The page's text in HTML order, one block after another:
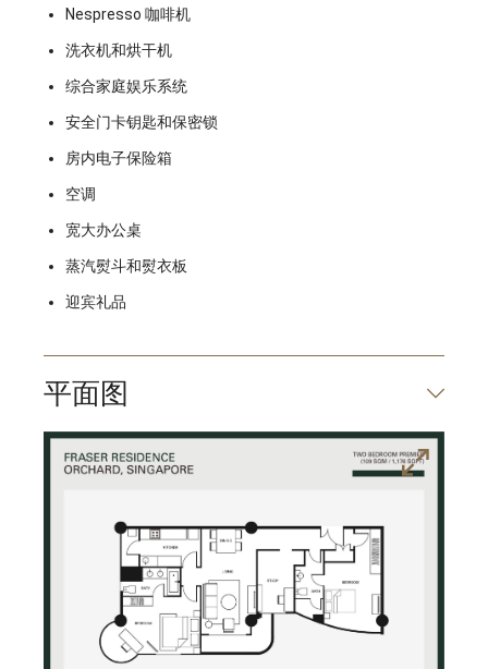
Nespresso 咖啡机
洗衣机和烘干机
综合家庭娱乐系统
安全门卡钥匙和保密锁
房内电子保险箱
空调
宽大办公桌
蒸汽熨斗和熨衣板
迎宾礼品
平面图